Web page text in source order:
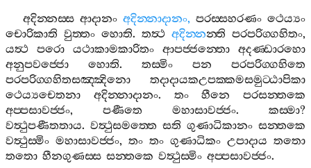
අදින‍්නස‍්ස ආදානං අදින‍්නාදානං, පරස‍්සහරණං ථෙය්‍යං
චොරිකාති වුත‍්තං හොති. තත්‍ථ අදින‍්නන‍්ති පරපරිග‍්ගහිතං,
යත්‍ථ
පරො යථාකාමකාරිතං ආපජ‍්ජන‍්තො
අදණ‍්ඩාරහො
අනුපවජ‍්ජො
හොති. තස‍්මිං පන
පරපරිග‍්ගහිතෙ
පරපරිග‍්ගහිතසඤ‍්ඤිනො
තදාදායකඋපක‍්කමසමුට‍්ඨාපිකා
ථෙය්‍යචෙතනා
අදින‍්නාදානං. තං හීනෙ
පරසන‍්තකෙ
අප‍්පසාවජ‍්ජං, පණීතෙ මහාසාවජ‍්ජං. කස‍්මා?
වත්‍ථුපණීතතාය. වත්‍ථුසමත‍්තෙ සති ගුණාධිකානං සන‍්තකෙ
වත්‍ථුස‍්මිං මහාසාවජ‍්ජං, තං තං ගුණාධිකං උපාදාය තතො
තතො හීනගුණස‍්ස සන‍්තකෙ වත්‍ථුස‍්මිං අප‍්පසාවජ‍්ජං.